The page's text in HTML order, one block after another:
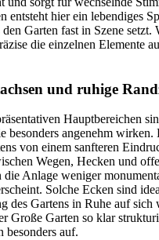
entsteht hier ein lebendiges
Garten fast in Szene setzt.
die einzelnen Elemente
und ruhige
Hauptbereichen
besonders angenehm
von einem sanfteren
Wegen, Hecken und
die Anlage weniger
Solche Ecken sind
des Gartens in Ruhe auf sich
Große Garten so klar
besonders auf.